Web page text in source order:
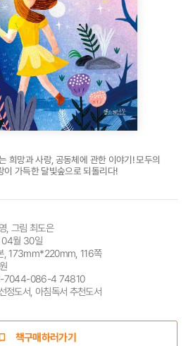
희망과 사랑, 공동체에 관한 이야기! 모두의
가득한 달빛숲으로 되돌리다!
, 그림 최도은
04월 30일
, 173mm*220mm, 116쪽
7044-086-4 74810
정도서, 아침독서 추천도서
책구매하러가기